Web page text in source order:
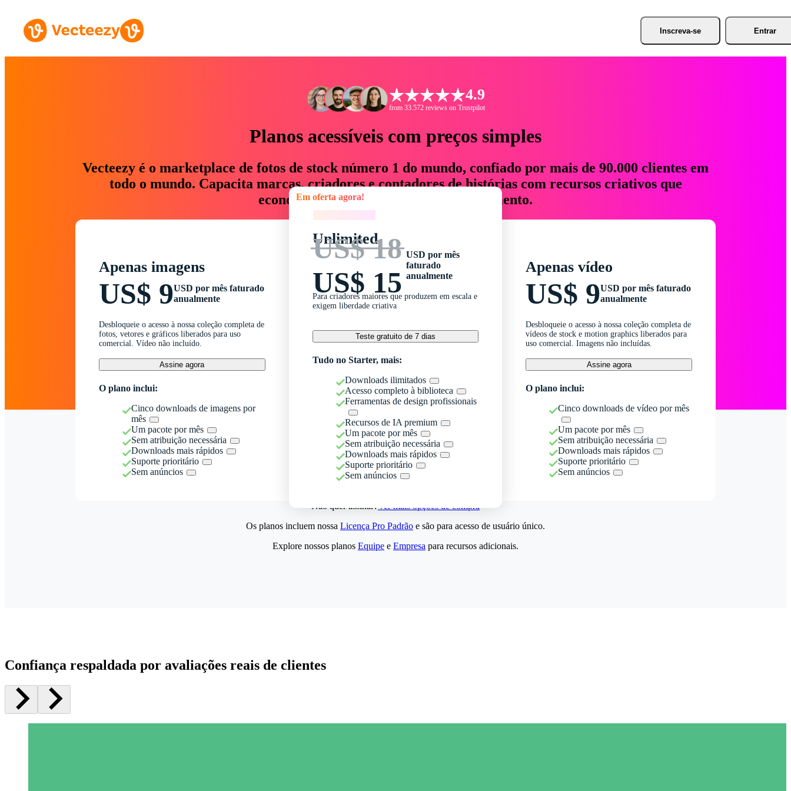
Inscreva-se Entrar
4.9
from 33.572 reviews on Trustpilot
Planos acessíveis com preços simples
Vecteezy é o marketplace de fotos de stock número 1 do mundo, confiado por mais de 90.000 clientes em
todo o mundo. Capacita marcas, criadores e contadores de histórias com recursos criativos que
economizam até 76% em tempo e orçamento.
Apenas imagens
US$ 9USD por mês faturado
anualmente
Desbloqueie o acesso à nossa coleção completa de
fotos, vetores e gráficos liberados para uso
comercial. Vídeo não incluído.
Assine agora
O plano inclui:
Cinco downloads de imagens por
mês
Um pacote por mês
Sem atribuição necessária
Downloads mais rápidos
Suporte prioritário
Sem anúncios
Em oferta agora!
Unlimited
US$ 18
US$ 15
USD por mês
faturado
anualmente
Para criadores maiores que produzem em escala e
exigem liberdade criativa
Teste gratuito de 7 dias
Tudo no Starter, mais:
Downloads ilimitados
Acesso completo à biblioteca
Ferramentas de design profissionais
Recursos de IA premium
Um pacote por mês
Sem atribuição necessária
Downloads mais rápidos
Suporte prioritário
Sem anúncios
Apenas vídeo
US$ 9USD por mês faturado
anualmente
Desbloqueie o acesso à nossa coleção completa de
vídeos de stock e motion graphics liberados para
uso comercial. Imagens não incluídas.
Assine agora
O plano inclui:
Cinco downloads de vídeo por mês
Um pacote por mês
Sem atribuição necessária
Downloads mais rápidos
Suporte prioritário
Sem anúncios
Não quer assinar?Ver mais opções de compra
Os planos incluem nossa Licença Pro Padrão e são para acesso de usuário único.
Explore nossos planos Equipe e Empresa para recursos adicionais.
Confiança respaldada por avaliações reais de clientes